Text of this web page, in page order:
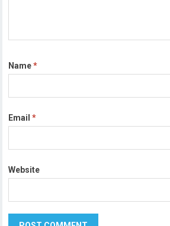
Name*
Email*
Website